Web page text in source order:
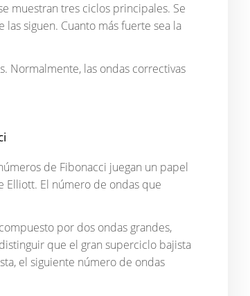
muestran tres ciclos principales. Se
siguen. Cuanto más fuerte sea la
Normalmente, las ondas correctivas
de Fibonacci juegan un papel
El número de ondas que
por dos ondas grandes,
que el gran superciclo bajista
el siguiente número de ondas